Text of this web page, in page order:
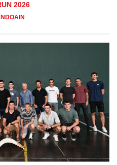
2026